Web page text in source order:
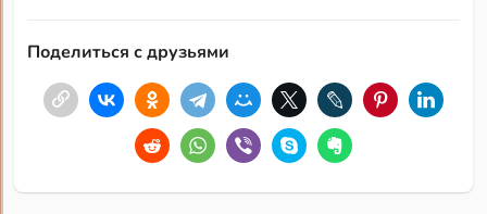
Поделиться с друзьями